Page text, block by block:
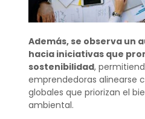
Además, se observa un
hacia iniciativas que
sostenibilidad,
emprendedoras alinearse
globales que priorizan el
ambiental.